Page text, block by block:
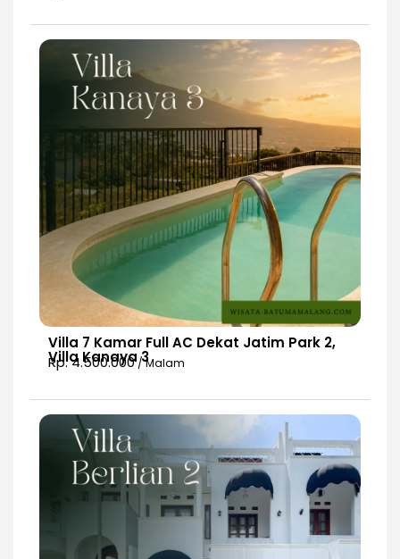
Villa 7 Kamar Full AC Dekat Jatim Park 2,
Villa Kanaya 3
Rp. 4.500.000/ Malam